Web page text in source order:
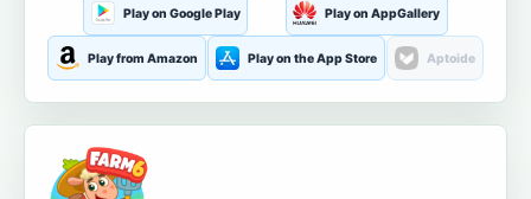
Play on Google Play Play on AppGallery
Play from Amazon Play on the App Store Aptoide